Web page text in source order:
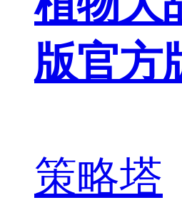
版官方
策略塔